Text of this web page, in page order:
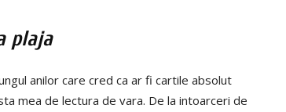
plaja
anilor care cred ca ar fi cartile absolut
mea de lectura de vara. De la intoarceri de